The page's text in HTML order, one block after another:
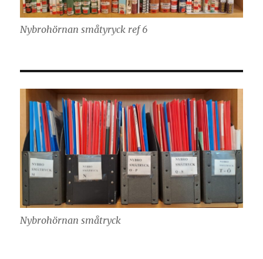
Nybrohörnan småtyryck ref 6
Nybrohörnan småtryck